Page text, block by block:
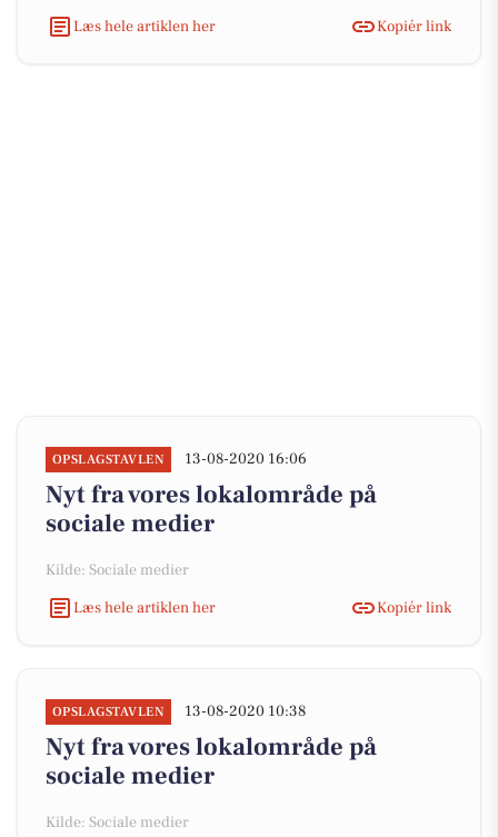
Læs hele artiklen her
Kopiér link
OPSLAGSTAVLEN 13-08-2020 16:06
Nyt fra vores lokalområde på
sociale medier
Kilde: Sociale medier
Læs hele artiklen her
Kopiér link
OPSLAGSTAVLEN 13-08-2020 10:38
Nyt fra vores lokalområde på
sociale medier
Kilde: Sociale medier